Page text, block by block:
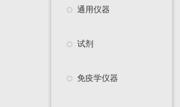
通用仪器
试剂
免疫学仪器